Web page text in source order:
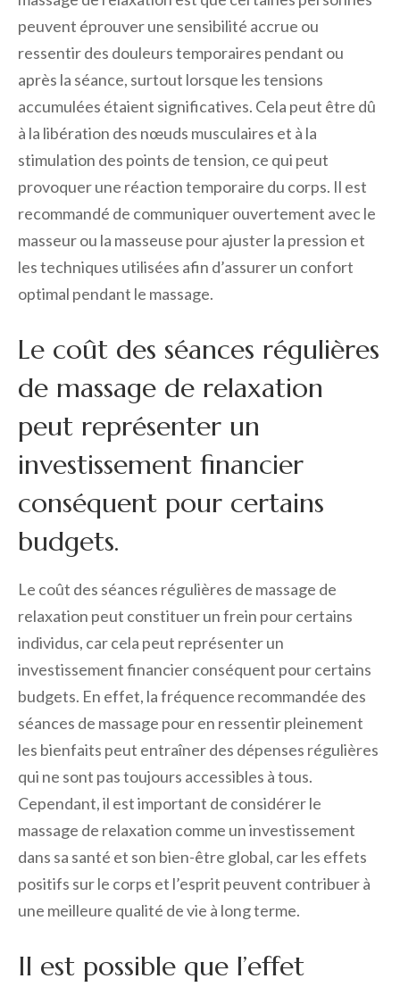
peuvent éprouver une sensibilité accrue ou
ressentir des douleurs temporaires pendant ou
après la séance, surtout lorsque les tensions
accumulées étaient significatives. Cela peut être dû
à la libération des nœuds musculaires et à la
stimulation des points de tension, ce qui peut
provoquer une réaction temporaire du corps. Il est
recommandé de communiquer ouvertement avec le
masseur ou la masseuse pour ajuster la pression et
les techniques utilisées afin d’assurer un confort
optimal pendant le massage.
Le coût des séances régulières
de massage de relaxation
peut représenter un
investissement financier
conséquent pour certains
budgets.
Le coût des séances régulières de massage de
relaxation peut constituer un frein pour certains
individus, car cela peut représenter un
investissement financier conséquent pour certains
budgets. En effet, la fréquence recommandée des
séances de massage pour en ressentir pleinement
les bienfaits peut entraîner des dépenses régulières
qui ne sont pas toujours accessibles à tous.
Cependant, il est important de considérer le
massage de relaxation comme un investissement
dans sa santé et son bien-être global, car les effets
positifs sur le corps et l’esprit peuvent contribuer à
une meilleure qualité de vie à long terme.
Il est possible que l’effet